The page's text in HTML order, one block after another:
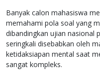
Banyak calon mahasiswa
memahami pola soal yang
dibandingkan ujian nasional
seringkali disebabkan oleh
ketidaksiapan mental saat
sangat kompleks.